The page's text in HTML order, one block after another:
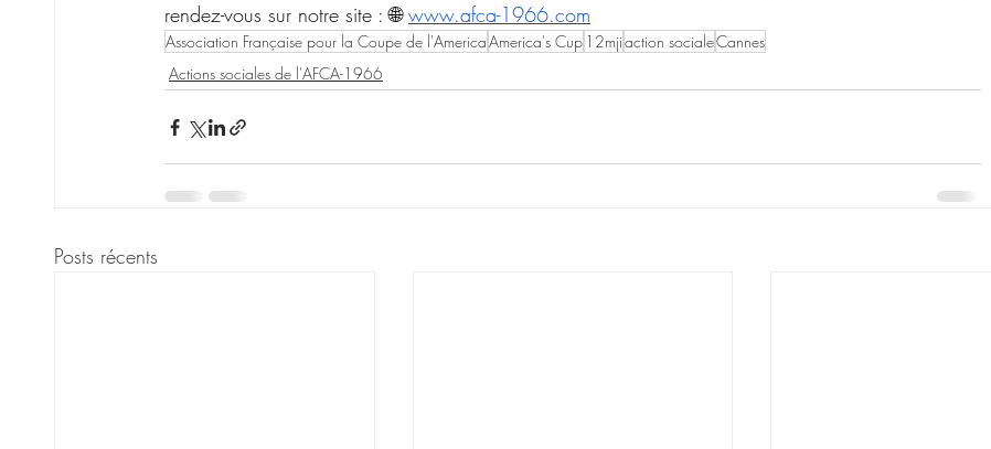
rendez-vous sur notre site : 🌐 www.afca-1966.com
Association Française pour la Coupe de l'AmericaAmerica's Cup 12mjiaction socialeCannes
Actions sociales de l'AFCA-1966
Posts récents